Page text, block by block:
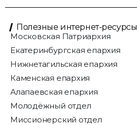
Полезные интернет-ресурсы
Московская Патриархия
Екатеринбургская епархия
Нижнетагильская епархия
Каменская епархия
Алапаевская епархия
Молодёжный отдел
Миссионерский отдел